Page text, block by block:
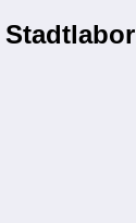
Stadtlabor